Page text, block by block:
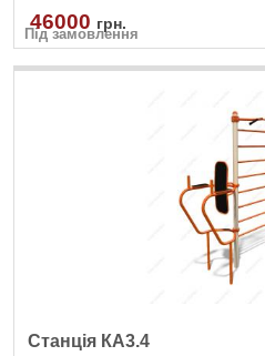
щоденних занять.
Під замовлення
46000 грн.
Станція КА3.4